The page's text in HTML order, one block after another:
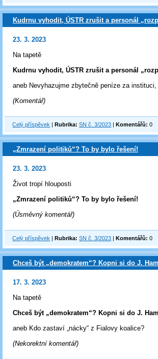
Kudrnu vyhodit, ÚSTR zrušit a personál
23. 3. 2023
Na tapetě
Kudrnu vyhodit, ÚSTR zrušit a personál
aneb Nevyhazujme zbytečně peníze za
(Komentář)
Celý příspěvek |Rubrika: SN č. 3/2023 |Komentářů: 0
„Zmrazení politiků“? To by bylo řešení!
23. 3. 2023
Život tropí hlouposti
„Zmrazení politiků“? To by bylo řešení!
(Úsměvný komentář)
Celý příspěvek |Rubrika: SN č. 3/2023 |Komentářů: 0
Chceš být „demokratem“? Kopni si do J.
17. 3. 2023
Na tapetě
Chceš být „demokratem“? Kopni si do J.
aneb Kdo zastaví „nácky“ z Fialovy koalice?
(Nekorektní komentář)